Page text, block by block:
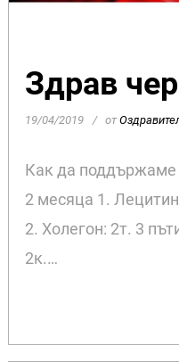
Здрав
19/04/2019 от
Как да поддържаме
2 месяца 1.
2. Холегон: 2т. 3
2к.…